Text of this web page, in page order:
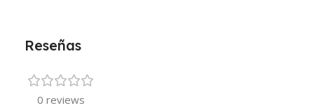
Reseñas
0 reviews